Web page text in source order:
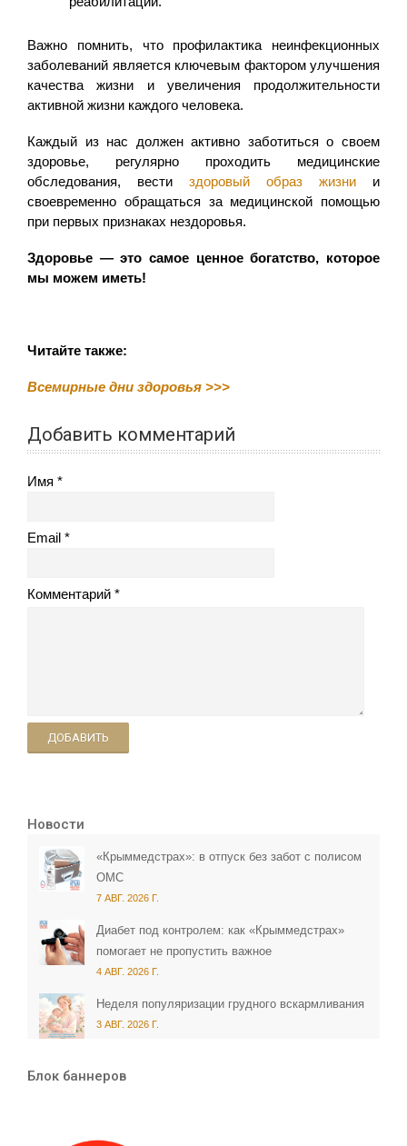
Важно помнить, что профилактика неинфекционных
заболеваний является ключевым фактором улучшения
качества жизни и увеличения продолжительности
активной жизни каждого человека.
Каждый из нас должен активно заботиться о своем
здоровье, регулярно проходить медицинские
обследования, вести здоровый образ жизни и
своевременно обращаться за медицинской помощью
при первых признаках нездоровья.
Здоровье — это самое ценное богатство, которое
мы можем иметь!
Читайте также:
Всемирные дни здоровья >>>
Добавить комментарий
Имя
Email
Комментарий
ДОБАВИТЬ
Новости
«Крыммедстрах»: в отпуск без забот с полисом
ОМС
7 АВГ. 2026 Г.
Диабет под контролем: как «Крыммедстрах»
помогает не пропустить важное
4 АВГ. 2026 Г.
Неделя популяризации грудного вскармливания
3 АВГ. 2026 Г.
Блок баннеров